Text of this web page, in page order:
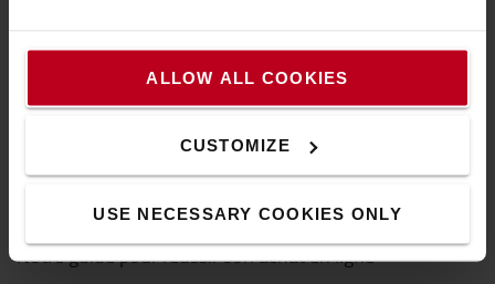
ALLOW ALL COOKIES
CUSTOMIZE
USE NECESSARY COOKIES ONLY
Système Actif de Stabilité (SAS)
Nous contacter
Découvrez nos offres d'emploi
Comment acheter en ligne ?
Notre guide pour réussir son achat en ligne